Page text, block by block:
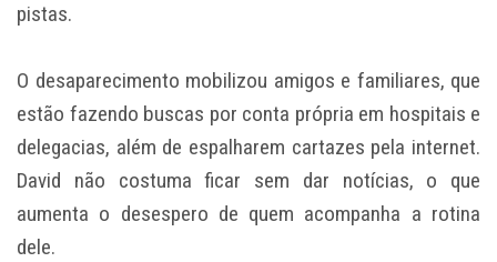
pistas.
O desaparecimento mobilizou amigos e familiares, que
estão fazendo buscas por conta própria em hospitais e
delegacias, além de espalharem cartazes pela internet.
David não costuma ficar sem dar notícias, o que
aumenta o desespero de quem acompanha a rotina
dele.